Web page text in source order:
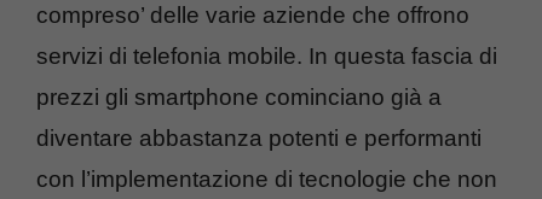
compreso’ delle varie aziende che offrono
servizi di telefonia mobile. In questa fascia di
prezzi gli smartphone cominciano già a
diventare abbastanza potenti e performanti
con l’implementazione di tecnologie che non